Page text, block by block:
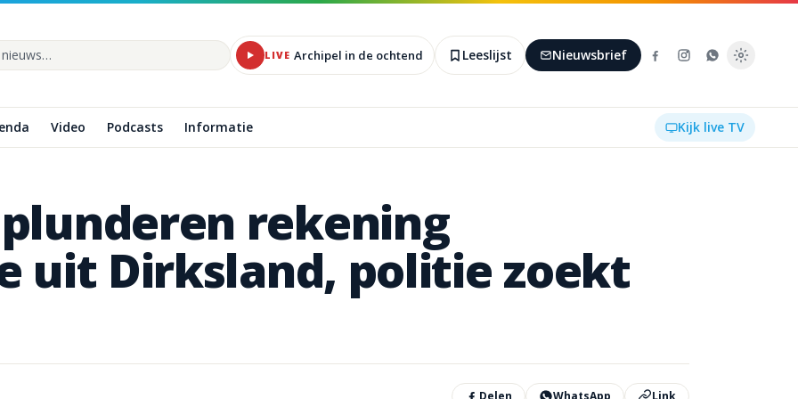
site LIVE Archipel in de ochtend Leeslijst Nieuwsbrief
Video Podcasts Informatie Kijk live TV
plunderen rekening
uit Dirksland, politiezoekt
Delen WhatsApp Link